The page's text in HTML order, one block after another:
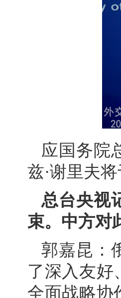
应国务院
兹·谢里夫
总台央视
束。中方对
郭嘉昆：
了深入友好
全面战略协